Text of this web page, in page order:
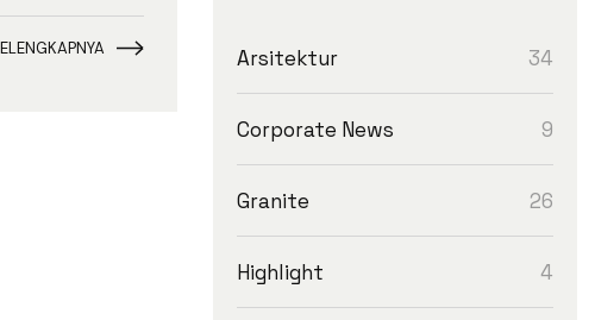
Arsitektur 34
Corporate News 9
Granite 26
Highlight 4